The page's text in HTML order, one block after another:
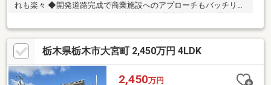
れも楽々 ◆開発道路完成で商業施設へのアプローチもバッチリ。
宅
栃木県栃木市大宮町 2,450万円 4LDK
2,450万円